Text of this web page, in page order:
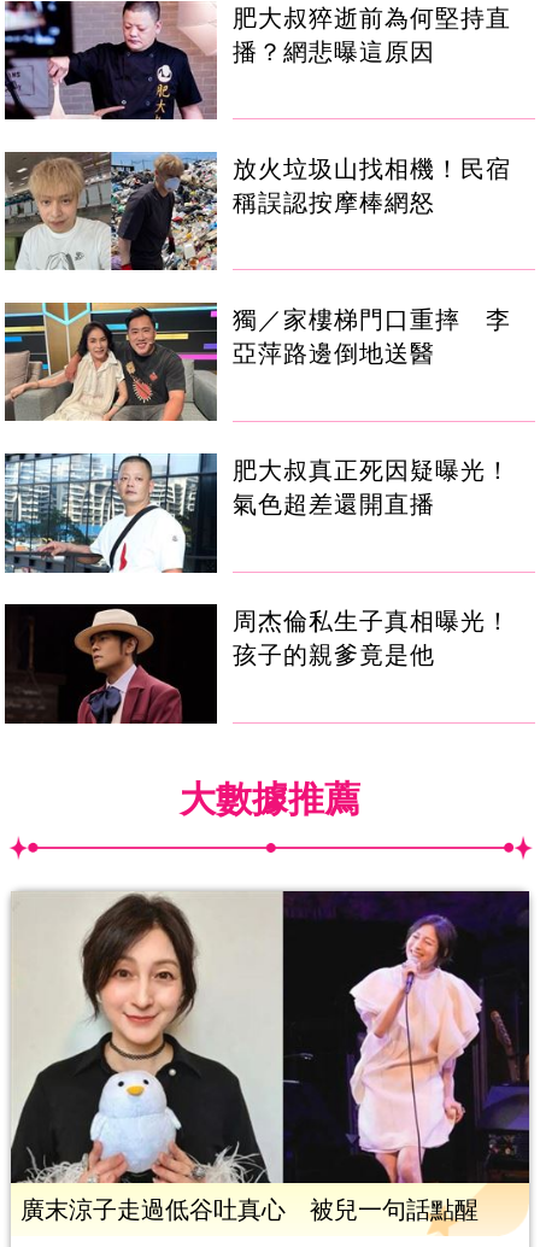
肥大叔猝逝前為何堅持直
播？網悲曝這原因
放火垃圾山找相機！民宿
稱誤認按摩棒網怒
獨／家樓梯門口重摔 李
亞萍路邊倒地送醫
肥大叔真正死因疑曝光！
氣色超差還開直播
周杰倫私生子真相曝光！
孩子的親爹竟是他
大數據推薦
廣末涼子走過低谷吐真心 被兒一句話點醒